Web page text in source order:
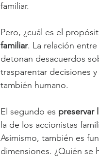
familiar.
Pero, ¿cuál es el
familiar. La relación
detonan desacuerdos
trasparentar decisiones
también humano.
El segundo es preservar
la de los accionistas
Asimismo, también es
dimensiones. ¿Quién se